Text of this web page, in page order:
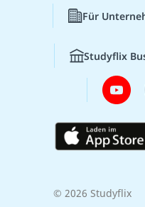
Für
Studyflix
© 2026 Studyflix